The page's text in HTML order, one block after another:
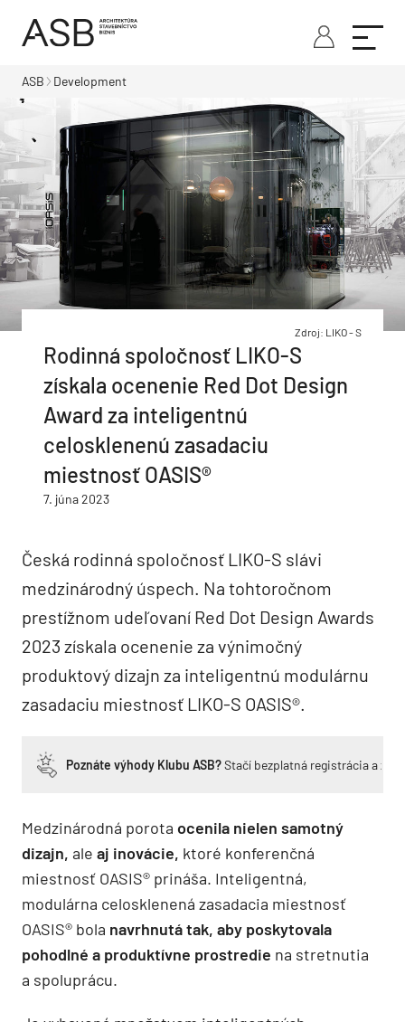
ASB Development
Zdroj: LIKO - S
Rodinná spoločnosť LIKO-S
získala ocenenie Red Dot Design
Award za inteligentnú
celosklenenú zasadaciu
miestnosť OASIS®
7. júna 2023
Česká rodinná spoločnosť LIKO-S slávi
medzinárodný úspech. Na tohtoročnom
prestížnom udeľovaní Red Dot Design Awards
2023 získala ocenenie za výnimočný
produktový dizajn za inteligentnú modulárnu
zasadaciu miestnosť LIKO-S OASIS®.
Poznáte výhody Klubu ASB?Stačí bezplatná registrácia a
Medzinárodná porota ocenila nielen samotný
dizajn, ale aj inovácie, ktoré konferenčná
miestnosť OASIS® prináša. Inteligentná,
modulárna celosklenená zasadacia miestnosť
OASIS® bola navrhnutá tak, aby poskytovala
pohodlné a produktívne prostredie na stretnutia
a spoluprácu.